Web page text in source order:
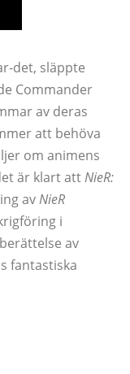
det, släppte
Commander
av deras
att behöva
om animens
är klart attNieR:
avNieR
i
av
fantastiska